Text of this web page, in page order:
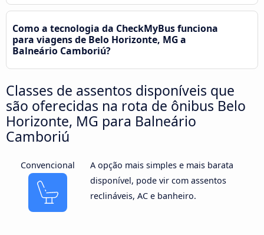
Como a tecnologia da CheckMyBus funciona
para viagens de Belo Horizonte, MG a
Balneário Camboriú?
Classes de assentos disponíveis que
são oferecidas na rota de ônibus Belo
Horizonte, MG para Balneário
Camboriú
Convencional
A opção mais simples e mais barata
disponível, pode vir com assentos
reclináveis, AC e banheiro.